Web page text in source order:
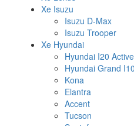
Xe Isuzu
Isuzu D-Max
Isuzu Trooper
Xe Hyundai
Hyundai I20 Active
Hyundai Grand I10
Kona
Elantra
Accent
Tucson